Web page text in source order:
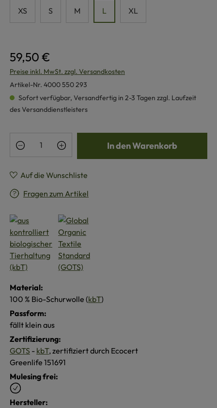
XS S M L XL
59,50 €
Preise inkl. MwSt. zzgl. Versandkosten
Artikel-Nr. 4000 550 293
Sofort verfügbar, Versandfertig in 2-3 Tagen zzgl. Laufzeit
des Versanddienstleisters
Produkt Anzahl: Gib den gewünschten
In den Warenkorb
Auf die Wunschliste
Fragen zum Artikel
Material:
100 % Bio-Schurwolle (kbT)
Passform:
fällt klein aus
Zertifizierung:
GOTS - kbT, zertifiziert durch Ecocert
Greenlife 151691
Mulesing frei:
Hersteller: